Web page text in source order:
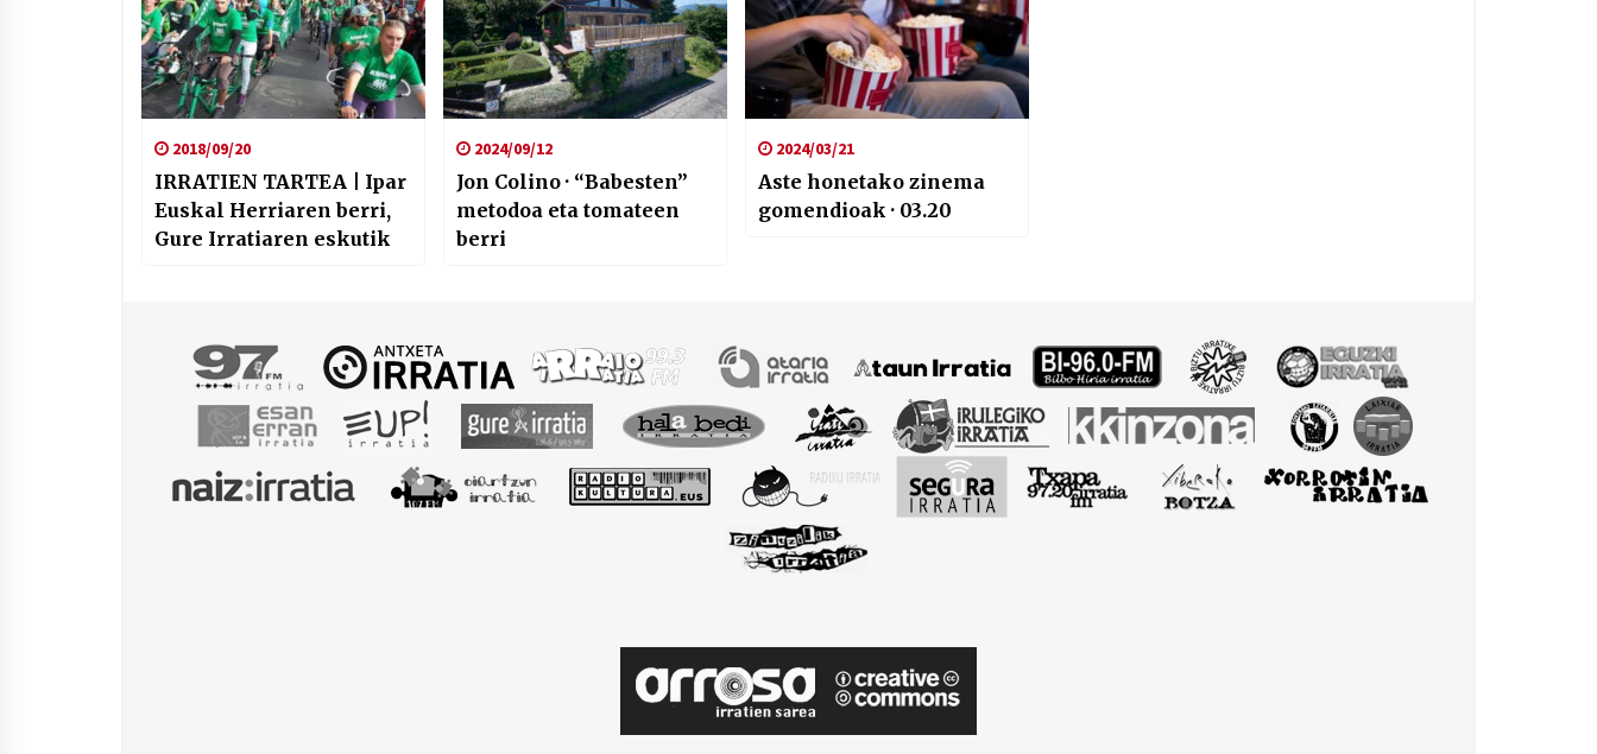
2018/09/20
IRRATIEN TARTEA | Ipar
Euskal Herriaren berri,
Gure Irratiaren eskutik
2024/09/12
Jon Colino · “Babesten”
metodoa eta tomateen
berri
2024/03/21
Aste honetako zinema
gomendioak · 03.20